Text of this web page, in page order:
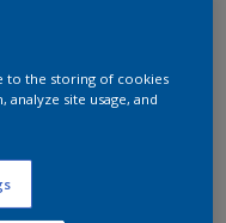
to the storing of cookies
site usage, and